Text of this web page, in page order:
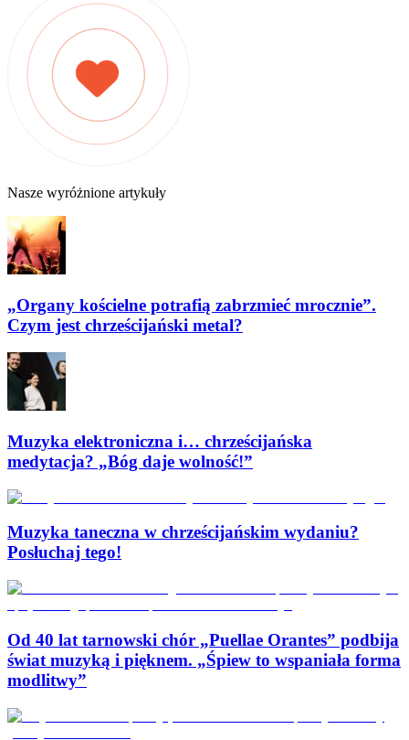
Nasze wyróżnione artykuły
„Organy kościelne potrafią zabrzmieć mrocznie”.
Czym jest chrześcijański metal?
Muzyka elektroniczna i… chrześcijańska
medytacja? „Bóg daje wolność!”
Muzyka taneczna w chrześcijańskim wydaniu?
Posłuchaj tego!
Od 40 lat tarnowski chór „Puellae Orantes” podbija
świat muzyką i pięknem. „Śpiew to wspaniała forma
modlitwy”